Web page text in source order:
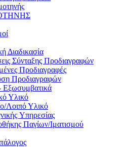
Διαδικασία
Σύνταξης Προδιαγραφών
Προδιαγραφές
Προδιαγραφών
Εξωσυμβατικά
Υλικό
Λοιπό Υλικό
Yπηρεσίας
Παγίων/Ιματισμού